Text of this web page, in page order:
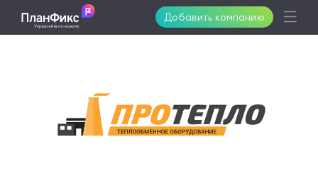
Добавить компанию
Решения